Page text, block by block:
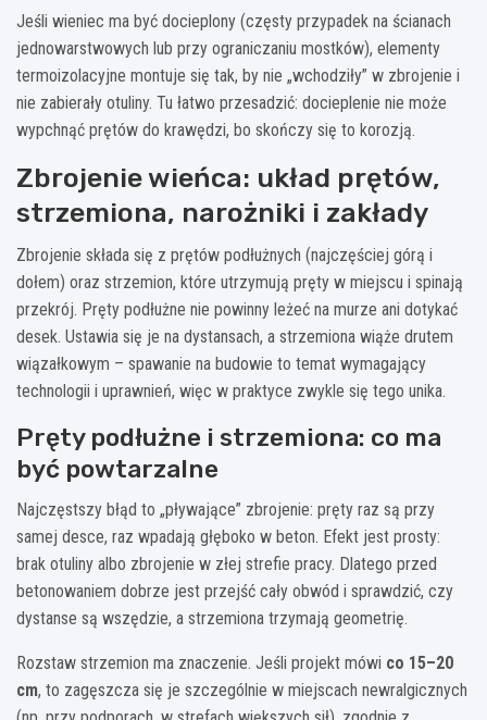
Jeśli wieniec ma być docieplony (częsty przypadek na ścianach
jednowarstwowych lub przy ograniczaniu mostków), elementy
termoizolacyjne montuje się tak, by nie „wchodziły” w zbrojenie i
nie zabierały otuliny. Tu łatwo przesadzić: docieplenie nie może
wypchnąć prętów do krawędzi, bo skończy się to korozją.
Zbrojenie wieńca: układ prętów,
strzemiona, narożniki i zakłady
Zbrojenie składa się z prętów podłużnych (najczęściej górą i
dołem) oraz strzemion, które utrzymują pręty w miejscu i spinają
przekrój. Pręty podłużne nie powinny leżeć na murze ani dotykać
desek. Ustawia się je na dystansach, a strzemiona wiąże drutem
wiązałkowym – spawanie na budowie to temat wymagający
technologii i uprawnień, więc w praktyce zwykle się tego unika.
Pręty podłużne i strzemiona: co ma
być powtarzalne
Najczęstszy błąd to „pływające” zbrojenie: pręty raz są przy
samej desce, raz wpadają głęboko w beton. Efekt jest prosty:
brak otuliny albo zbrojenie w złej strefie pracy. Dlatego przed
betonowaniem dobrze jest przejść cały obwód i sprawdzić, czy
dystanse są wszędzie, a strzemiona trzymają geometrię.
Rozstaw strzemion ma znaczenie. Jeśli projekt mówi co 15–20
cm, to zagęszcza się je szczególnie w miejscach newralgicznych